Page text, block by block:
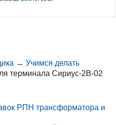
→Учимся делать
терминала Сириус-2В-02
РПН трансформатора и